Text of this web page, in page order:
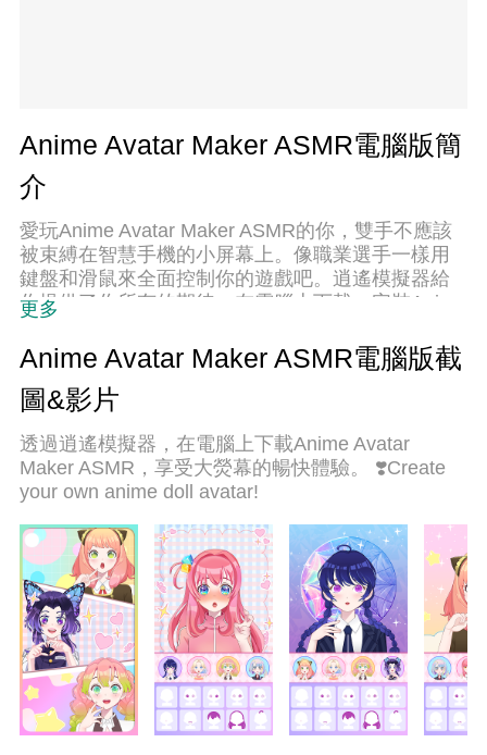
Anime Avatar Maker ASMR電腦版簡
介
愛玩Anime Avatar Maker ASMR的你，雙手不應該
被束縛在智慧手機的小屏幕上。像職業選手一樣用
鍵盤和滑鼠來全面控制你的遊戲吧。逍遙模擬器給
你提供了你所有的期待。在電腦上下載、安裝Anime
餘電量、流量消耗和煩人的來電。全新的逍遙模擬
器9是你在電腦上遊玩Anime Avatar Maker ASMR的
最佳選擇！我们用心準備，完美的按鍵映射系統讓
用嫻熟的技術編程，逍遙多開器讓所有遊戲開好開
滿；獨一無二的虛擬化引擎釋放你電腦的全部潛
力，一切都入絲般順滑。我們不僅在意你怎樣遊
更多
Anime Avatar Maker ASMR電腦版截
圖&影片
透過逍遙模擬器，在電腦上下載Anime Avatar
Maker ASMR，享受大熒幕的暢快體驗。 ❣️Create
your own anime doll avatar!